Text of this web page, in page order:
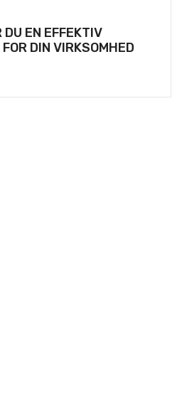
EN EFFEKTIV
DIN VIRKSOMHED